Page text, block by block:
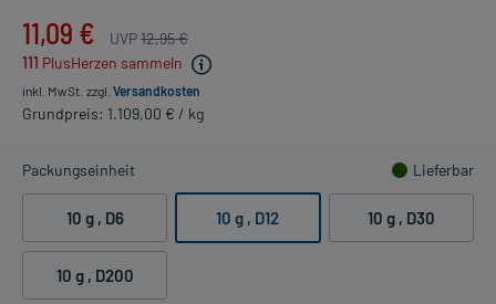
11,09 € UVP12,95 €
111 PlusHerzen sammeln
inkl. MwSt. zzgl. Versandkosten
Grundpreis: 1.109,00 € / kg
Packungseinheit Lieferbar
10 g , D6 10 g , D12 10 g , D30
10 g , D200